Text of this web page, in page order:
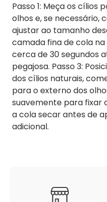
Passo 1: Meça os cílios
olhos e, se necessário,
ajustar ao tamanho
camada fina de cola
cerca de 30 segundos
pegajosa. Passo 3:
dos cílios naturais,
para o externo dos
suavemente para fixar
a cola secar antes de
adicional.